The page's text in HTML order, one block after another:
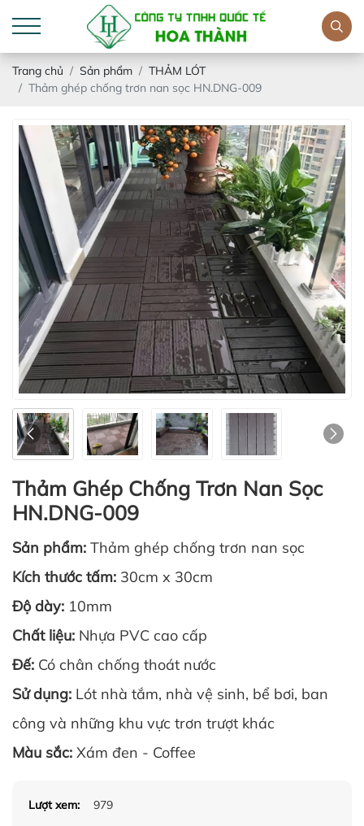
Trang chủ Sản phẩm
THẢM LÓT
Thảm ghép chống trơn nan sọc HN.DNG-009
Thảm Ghép Chống Trơn Nan Sọc
HN.DNG-009
Sản phẩm: Thảm ghép chống trơn nan sọc
Kích thước tấm: 30cm x 30cm
Độ dày: 10mm
Chất liệu: Nhựa PVC cao cấp
Đế: Có chân chống thoát nước
Sử dụng: Lót nhà tắm, nhà vệ sinh, bể bơi, ban
công và những khu vực trơn trượt khác
Màu sắc: Xám đen - Coffee
Lượt xem: 979